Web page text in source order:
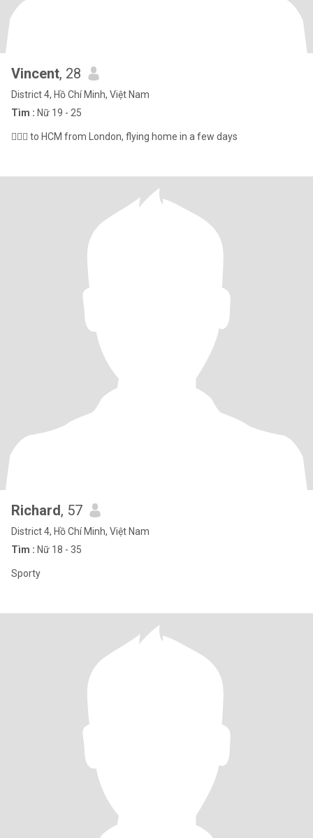
Vincent, 28
District 4, Hồ Chí Minh, Việt Nam
Tìm : Nữ 19 - 25
🏊🏼‍♂️ to HCM from London, flying home in a few days
Richard, 57
District 4, Hồ Chí Minh, Việt Nam
Tìm : Nữ 18 - 35
Sporty